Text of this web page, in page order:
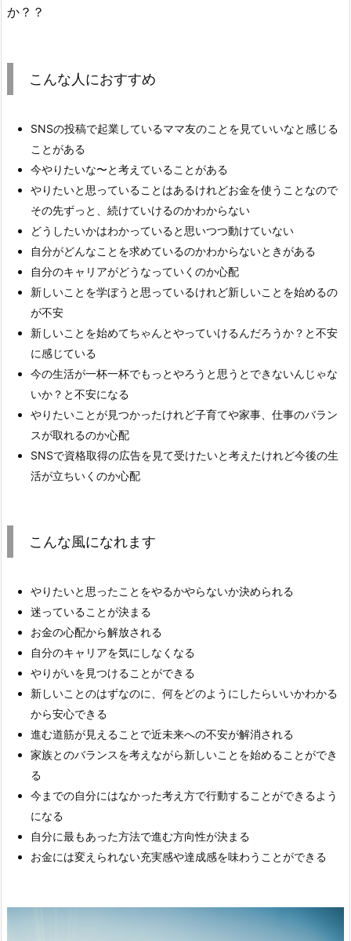
か？？
こんな人におすすめ
SNSの投稿で起業しているママ友のことを見ていいなと感じる
ことがある
今やりたいな〜と考えていることがある
やりたいと思っていることはあるけれどお金を使うことなので
その先ずっと、続けていけるのかわからない
どうしたいかはわかっていると思いつつ動けていない
自分がどんなことを求めているのかわからないときがある
自分のキャリアがどうなっていくのか心配
新しいことを学ぼうと思っているけれど新しいことを始めるの
が不安
新しいことを始めてちゃんとやっていけるんだろうか？と不安
に感じている
今の生活が一杯一杯でもっとやろうと思うとできないんじゃな
いか？と不安になる
やりたいことが見つかったけれど子育てや家事、仕事のバラン
スが取れるのか心配
SNSで資格取得の広告を見て受けたいと考えたけれど今後の生
活が立ちいくのか心配
こんな風になれます
やりたいと思ったことをやるかやらないか決められる
迷っていることが決まる
お金の心配から解放される
自分のキャリアを気にしなくなる
やりがいを見つけることができる
新しいことのはずなのに、何をどのようにしたらいいかわかる
から安心できる
進む道筋が見えることで近未来への不安が解消される
家族とのバランスを考えながら新しいことを始めることができ
る
今までの自分にはなかった考え方で行動することができるよう
になる
自分に最もあった方法で進む方向性が決まる
お金には変えられない充実感や達成感を味わうことができる